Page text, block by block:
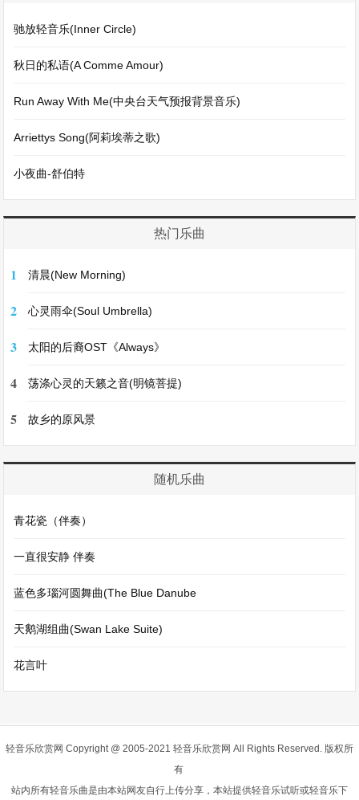
驰放轻音乐(Inner Circle)
秋日的私语(A Comme Amour)
Run Away With Me(中央台天气预报背景音乐)
Arriettys Song(阿莉埃蒂之歌)
小夜曲-舒伯特
热门乐曲
1 清晨(New Morning)
2 心灵雨伞(Soul Umbrella)
3 太阳的后裔OST《Always》
4 荡涤心灵的天籁之音(明镜菩提)
5 故乡的原风景
随机乐曲
青花瓷（伴奏）
一直很安静 伴奏
蓝色多瑙河圆舞曲(The Blue Danube
天鹅湖组曲(Swan Lake Suite)
花言叶
轻音乐欣赏网 Copyright @ 2005-2021 轻音乐欣赏网 All Rights Reserved. 版权所
有
站内所有轻音乐曲是由本站网友自行上传分享，本站提供轻音乐试听或轻音乐下